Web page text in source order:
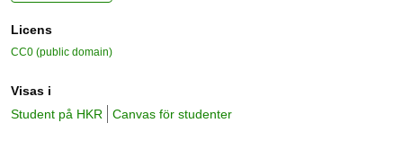
Licens
CC0 (public domain)
Visas i
Student på HKR
Canvas för studenter